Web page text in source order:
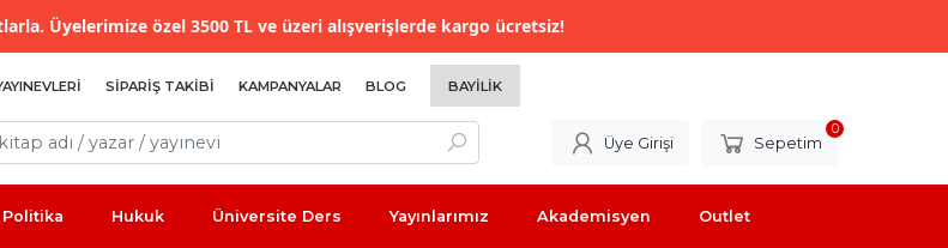
Üyelerimize özel 3500 TL ve üzeri alışverişlerde kargo ücretsiz!
SIPARIŞ TAKIBI KAMPANYALAR BLOG BAYILIK
Üye Girişi Sepetim
0
Politika Hukuk Üniversite Ders Yayınlarımız Akademisyen Outlet